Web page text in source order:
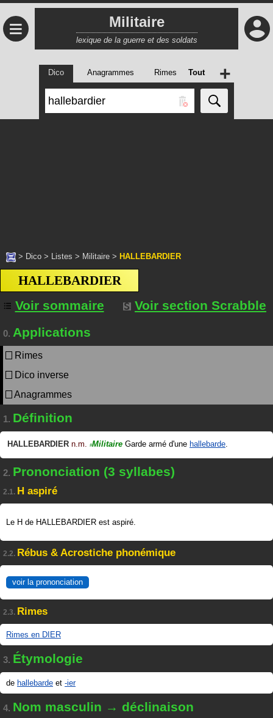
≡ Militaire
lexique de la guerre et des soldats
Dico Anagrammes Rimes Tout +
> Dico > Listes > Militaire > HALLEBARDIER
HALLEBARDIER
Voir sommaire
Voir section Scrabble
0. Applications
Rimes
Dico inverse
Anagrammes
1. Définition
HALLEBARDIER n.m. #Militaire Garde armé d'une hallebarde.
2. Prononciation (3 syllabes)
2.1. H aspiré
Le H de HALLEBARDIER est aspiré.
2.2. Rébus & Acrostiche phonémique
voir la prononciation
2.3. Rimes
Rimes en DIER
3. Étymologie
de hallebarde et -ier
4. Nom masculin → déclinaison